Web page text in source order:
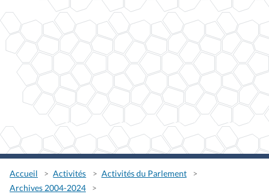
Accueil Activités
Activités du Parlement
Archives 2004-2024